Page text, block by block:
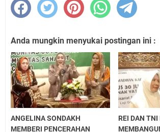
Anda mungkin menyukai postingan ini :
ANGELINA SONDAKH
MEMBERI PENCERAHAN
REI DAN TNI